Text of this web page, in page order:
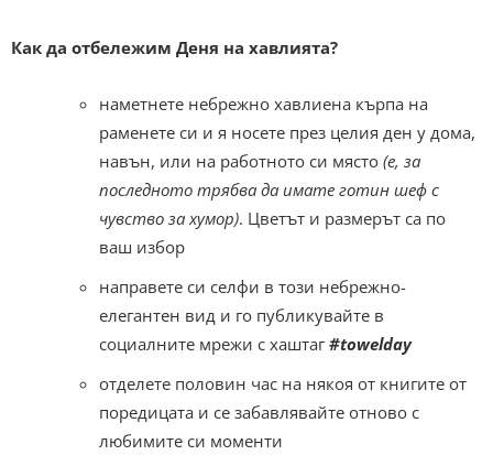
Как да отбележим Деня на хавлията?
наметнете небрежно хавлиена кърпа на
раменете си и я носете през целия ден у дома,
навън, или на работното си място (е, за
последното трябва да имате готин шеф с
чувство за хумор). Цветът и размерът са по
ваш избор
направете си селфи в този небрежно-
елегантен вид и го публикувайте в
социалните мрежи с хаштаг#towelday
отделете половин час на някоя от книгите от
поредицата и се забавлявайте отново с
любимите си моменти